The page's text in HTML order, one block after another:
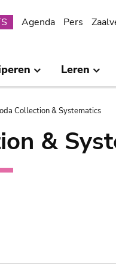
Agenda Pers
Leren
Collection & Systematics
&